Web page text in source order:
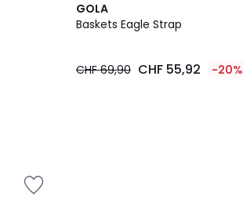
GOLA
Baskets Eagle Strap
CHF 69,90 CHF 55,92 -20%